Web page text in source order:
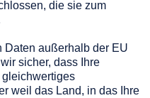
die sie zum
Daten außerhalb der EU
sicher, dass Ihre
weil das Land, in das Ihre